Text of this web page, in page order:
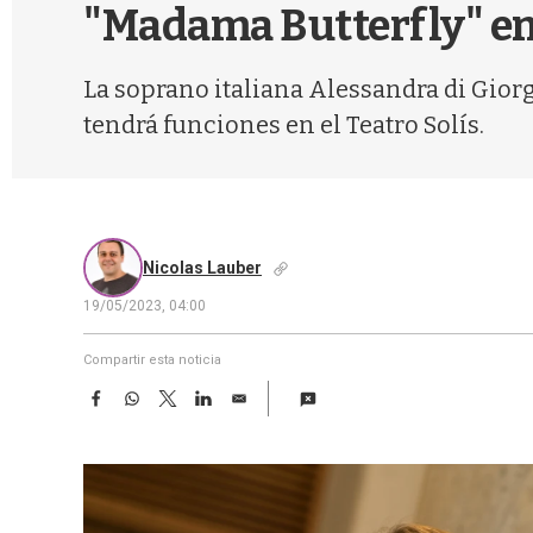
"Madama Butterfly"
La soprano italiana Alessandra di
tendrá funciones en el Teatro Solís.
Nicolas Lauber
19/05/2023, 04:00
Compartir esta noticia
F
e
o
W
t
A
T
w
t
e
L
k
E
i